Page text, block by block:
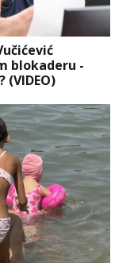
blokaderu -
(VIDEO)